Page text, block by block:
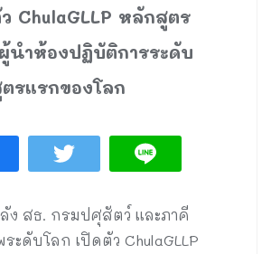
ChulaGLLP หลักสูตร
นำห้องปฏิบัติการระดับ
รแรกของโลก
ง สธ. กรมปศุสัตว์ และภาคี
ะดับโลก เปิดตัว ChulaGLLP